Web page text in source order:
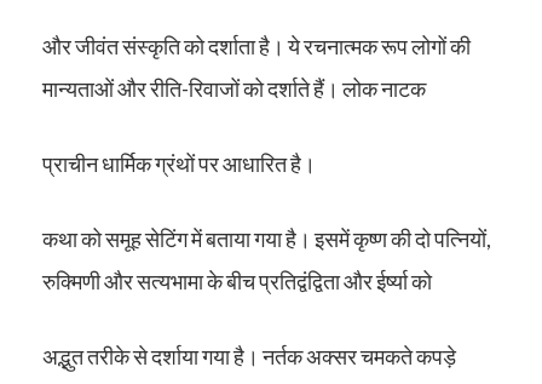
और जीवंत संस्कृति को दर्शाता है। ये रचनात्मक रूप लोगों की
मान्यताओं और रीति-रिवाजों को दर्शाते हैं। लोक नाटक
प्राचीन धार्मिक ग्रंथों पर आधारित है।
कथा को समूह सेटिंग में बताया गया है। इसमें कृष्ण की दो पत्नियों,
रुक्मिणी और सत्यभामा के बीच प्रतिद्वंद्विता और ईर्ष्या को
अद्भुत तरीके से दर्शाया गया है। नर्तक अक्सर चमकते कपड़े